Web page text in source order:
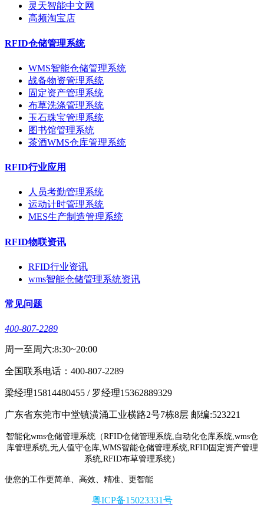
灵天智能中文网
高频淘宝店
RFID仓储管理系统
WMS智能仓储管理系统
战备物资管理系统
固定资产管理系统
布草洗涤管理系统
玉石珠宝管理系统
图书馆管理系统
茶酒WMS仓库管理系统
RFID行业应用
人员考勤管理系统
运动计时管理系统
MES生产制造管理系统
RFID物联资讯
RFID行业资讯
wms智能仓储管理系统资讯
常见问题
400-807-2289
周一至周六:8:30~20:00
全国联系电话：400-807-2289
梁经理15814480455 / 罗经理15362889329
广东省东莞市中堂镇潢涌工业横路2号7栋8层 邮编:523221
智能化wms仓储管理系统（RFID仓储管理系统,自动化仓库系统,wms仓
库管理系统,无人值守仓库,WMS智能仓储管理系统,RFID固定资产管理
系统,RFID布草管理系统）
使您的工作更简单、高效、精准、更智能
粤ICP备15023331号